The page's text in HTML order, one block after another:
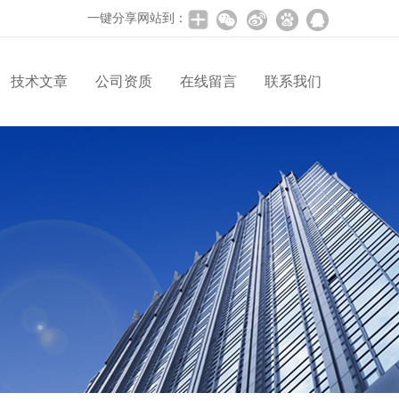
一键分享网站到：
技术文章 公司资质 在线留言 联系我们